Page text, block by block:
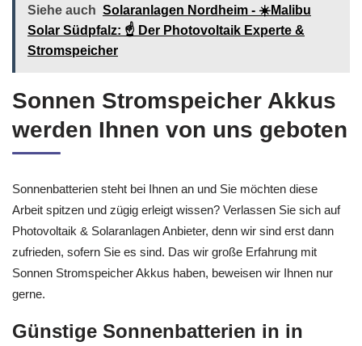
Siehe auch Solaranlagen Nordheim - ☀️Malibu
Solar Südpfalz: ☝️ Der Photovoltaik Experte &
Stromspeicher
Sonnen Stromspeicher Akkus
werden Ihnen von uns geboten
Sonnenbatterien steht bei Ihnen an und Sie möchten diese
Arbeit spitzen und zügig erleigt wissen? Verlassen Sie sich auf
Photovoltaik & Solaranlagen Anbieter, denn wir sind erst dann
zufrieden, sofern Sie es sind. Das wir große Erfahrung mit
Sonnen Stromspeicher Akkus haben, beweisen wir Ihnen nur
gerne.
Günstige Sonnenbatterien in in